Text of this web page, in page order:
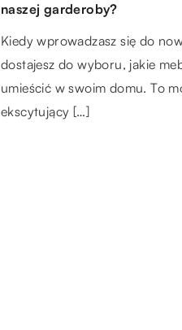
przestrzeń w sklepie
Istnieje wiele różnych typów
przemyślany sposób mogą
w salonie odzieżowym.
zrobienia jest […]
naszej garderoby?
Kiedy wprowadzasz się do
dostajesz do wyboru, jakie
umieścić w swoim domu. To
ekscytujący […]
jednego z najprzyjemniejszych
czeka nas po jego nabyciu.